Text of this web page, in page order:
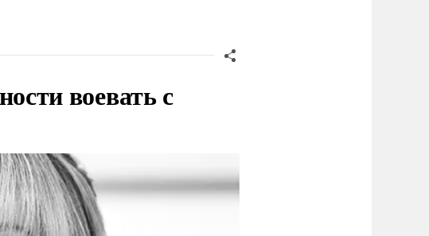
воевать с